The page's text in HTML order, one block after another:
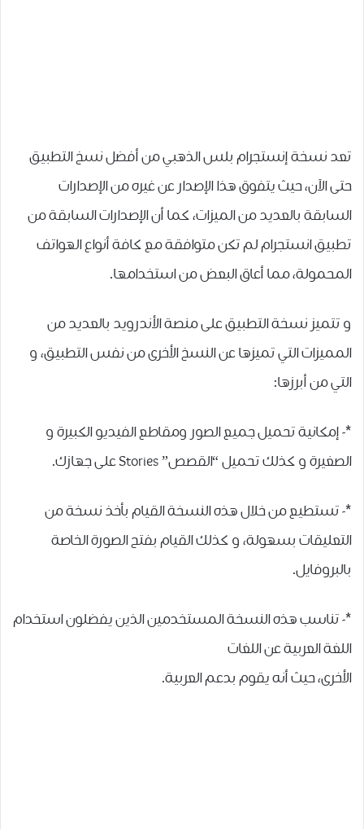
تعد نسخة إنستجرام بلس الذهبي من أفضل نسخ التطبيق
حتى الآن، حيث يتفوق هذا الإصدار عن غيره من الإصدارات
السابقة بالعديد من الميزات، كما أن الإصدارات السابقة ﻣﻦ
ﺗﻄﺒﻴﻖ ﺍﻧﺴﺘﺠﺮﺍﻡ ﻟﻢ ﺗﻜﻦ ﻣﺘﻮﺍﻓﻘﺔ ﻣﻊ ﻛﺎﻓﺔ ﺃﻧﻮﺍﻉ ﺍﻟﻬﻮﺍﺗﻒ
ﺍﻟﻤﺤﻤﻮﻟﺔ، ﻣﻤﺎ ﺃﻋﺎﻕ ﺍﻟﺒﻌﺾ ﻣﻦ ﺍﺳﺘﺨﺪﺍﻣﻬﺎ.
و ﺗﺘﻤﻴﺰ ﻧﺴﺨﺔ التطبيق على منصة الأندرويد ﺑﺎﻟﻌﺪﻳﺪ ﻣﻦ
ﺍﻟﻤﻤﻴﺰﺍﺕ ﺍﻟﺘﻲ ﺗﻤﻴﺰﻫﺎ ﻋﻦ ﺍﻟﻨﺴﺦ ﺍﻷﺧﺮﻯ ﻣﻦ ﻧﻔﺲ ﺍﻟﺘﻄﺒﻴﻖ، و
التي من أبرزها:
*- إمكانية تحميل ﺟﻤﻴﻊ ﺍﻟﺼﻮﺭ ﻭﻣﻘﺎﻃﻊ ﺍﻟﻔﻴﺪﻳﻮ ﺍﻟﻜﺒﻴﺮﺓ ﻭ
ﺍﻟﺼﻐﻴﺮﺓ و كذلك ﺗﺤﻤﻴﻞ “القصص” Stories ﻋﻠﻰ ﺟﻬﺎﺯﻙ.
*- تستطيع من خلال ﻫﺬﻩ ﺍﻟﻨﺴﺨﺔ ﺍﻟﻘﻴﺎﻡ ﺑﺄﺧﺬ ﻧﺴﺨﺔ ﻣﻦ
ﺍﻟﺘﻌﻠﻴﻘﺎﺕ ﺑﺴﻬﻮﻟﺔ، و كذلك ﺍﻟﻘﻴﺎﻡ ﺑﻔﺘﺢ ﺍﻟﺼﻮﺭﺓ ﺍﻟﺨﺎﺻﺔ
ﺑﺎﻟﺒﺮﻭﻓﺎﻳﻞ.
*- ﺗﻨﺎﺳﺐ ﻫﺬﻩ ﺍﻟﻨﺴﺨﺔ ﺍﻟﻤﺴﺘﺨﺪﻣﻴﻦ ﺍﻟﺬﻳﻦ ﻳﻔﻀﻠﻮﻥ ﺍﺳﺘﺨﺪﺍﻡ
ﺍﻟﻠﻐﺔ ﺍﻟﻌﺮﺑﻴﺔ ﻋﻦ ﺍﻟﻠﻐﺎﺕ
ﺍﻷﺧﺮﻯ، ﺣﻴﺚ ﺃﻧﻪ ﻳﻘﻮﻡ ﺑﺪﻋﻢ العربية.